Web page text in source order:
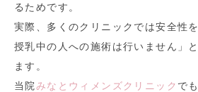
るためです。
実際、多くのクリニックでは安全性
授乳中の人への施術は行いません」
ます。
当院みなとウィメンズクリニック で